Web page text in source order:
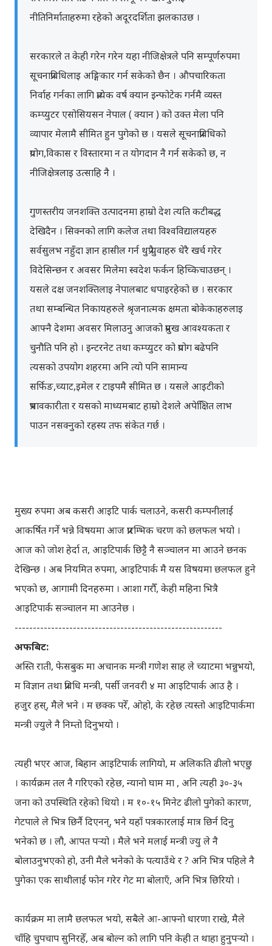
नीतिनिर्माताहरुमा रहेको अदूरदर्शिता झलकाउछ ।
सरकारले त केही गरेन गरेन यहा नीजिक्षेत्रले पनि सम्पूर्णरुपमा
सूचनाप्रविधिलाइ अङ्गिकार गर्न सकेको छैन । औपचारिकता
निर्वाह गर्नका लागि प्रत्येक वर्ष क्यान इन्फोटेक गर्नमै व्यस्त
कम्प्युटर एसोसियसन नेपाल ( क्यान ) को उक्त मेला पनि
व्यापार मेलामै सीमित हुन पुगेको छ । यसले सूचनाप्रविधिको
प्रयोग,विकास र विस्तारमा न त योगदान नै गर्न सकेको छ, न
नीजिक्षेत्रलाइ उत्साहि नै ।
गुणस्तरीय जनशक्ति उत्पादनमा हाम्रो देश त्यति कटीबद्ध
देखिदैन । सिक्नको लागि कलेज तथा विश्वविद्यालयहरु
सर्वसुलभ नहुँदा ज्ञान हासील गर्न थुप्रै युवाहरु धेरै खर्च गरेर
विदेसिन्छन र अवसर मिलेमा स्वदेश फर्कन हिच्किचाउछन् ।
यसले दक्ष जनशक्तिलाइ नेपालबाट धपाइरहेको छ । सरकार
तथा सम्बन्धित निकायहरुले श्रृजनात्मक क्षमता बोकेकाहरुलाइ
आफ्नै देशमा अवसर मिलाउनु आजको प्रमुख आवश्यकता र
चुनौति पनि हो । इन्टरनेट तथा कम्प्युटर को प्रयोग बढेपनि
त्यसको उपयोग शहरमा अनि त्यो पनि सामान्य
सर्फिङ,च्याट,इमेल र टाइपमै सीमित छ । यसले आइटीको
प्रभावकारीता र यसको माध्यमबाट हाम्रो देशले अपेक्षिित लाभ
पाउन नसक्नुको रहस्य तफ संकेत गर्छ ।
मुख्य रुपमा अब कसरी आइटि पार्क चलाउने, कसरी कम्पनीलाई
आकर्षित गर्ने भन्ने विषयमा आज प्रारम्भिक चरण को छलफल भयो ।
आज को जोश हेर्दा त, आइटिपार्क छिट्टै नै सञ्चालन मा आउने छनक
देखिन्छ । अब नियमित रुपमा, आइटिपार्क मै यस विषयमा छलफल हुने
भएको छ, आगामी दिनहरुमा । आशा गरौँ, केही महिना भित्रै
आइटिपार्क सञ्चालन मा आउनेछ ।
---------------------------------------------------------
अफबिट:
अस्ति राती, फेसबुक मा अचानक मन्त्री गणेश साह ले च्याटमा भन्नुभयो,
म विज्ञान तथा प्रविधि मन्त्री, पर्सी जनवरी ४ मा आइटिपार्क आउ है ।
हजुर हस्, मैले भने । म छक्क परेँ, ओहो, के रहेछ त्यस्तो आइटिपार्कमा
मन्त्री ज्युले नै निम्तो दिनुभयो ।
त्यही भएर आज, बिहान आइटिपार्क लागियो, म अलिकति ढीलो भएछु
। कार्यक्रम तल नै गरिएको रहेछ, न्यानो घाम मा , अनि त्यही ३०-३५
जना को उपस्थिति रहेको थियो । म १०-१५ मिनेट ढीलो पुगेको कारण,
गेटपाले ले भित्र छिर्नै दिएनन्, भने यहाँ पत्रकारलाई मात्र छिर्न दिनु
भनेको छ । लौ, आपत पर्‍यो । मैले भने मलाई मन्त्री ज्यु ले नै
बोलाउनुभएको हो, उनी मैले भनेको के पत्याउँथे र ? अनि भित्र पहिले नै
पुगेका एक साथीलाई फोन गरेर गेट मा बोलाएँ, अनि भित्र छिरियो ।
कार्यक्रम मा लामै छलफल भयो, सबैले आ-आफ्नो धारणा राखे, मैले
चाँहि चुपचाप सुनिरहेँ, अब बोल्न को लागि पनि केही त थाहा हुनुपर्‍यो ।